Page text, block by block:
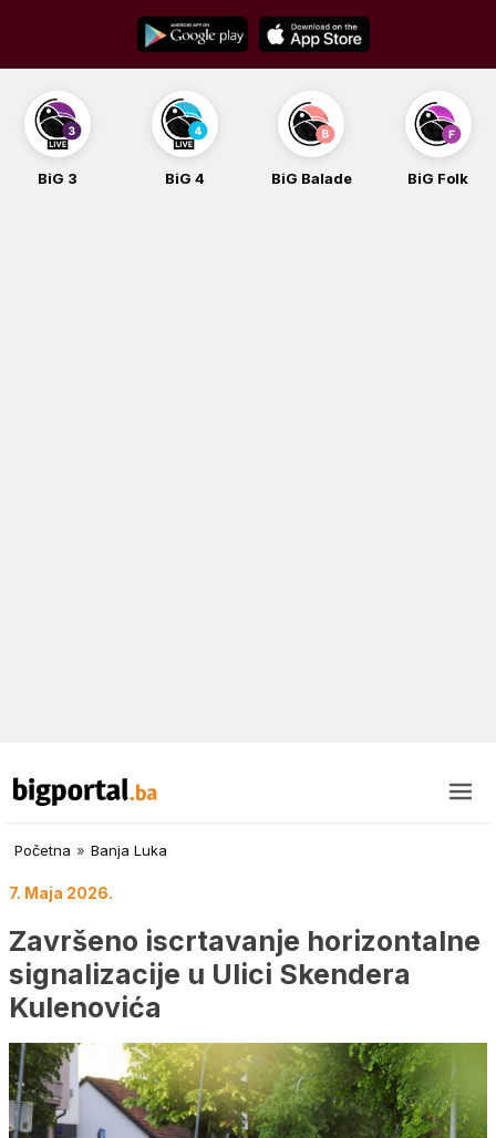
content
BiG 4 BiG Balade BiG Folk BiG iG
Početna » Banja Luka
7. Maja 2026.
Završeno iscrtavanje horizontalne
signalizacije u Ulici Skendera
Kulenovića